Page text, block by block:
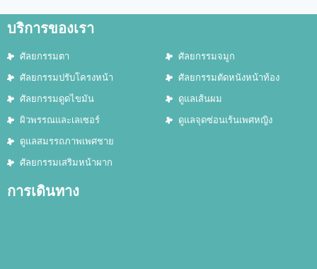
บริการของเรา
ศัลยกรรมตา
ศัลยกรรมปรับโครงหน้า
ศัลยกรรมดูดไขมัน
ผิวพรรณและเลเซอร์
ดูแลสมรรถภาพเพศชาย
ศัลยกรรมเสริมหน้าผาก
ศัลยกรรมจมูก
ศัลยกรรมตัดหนังหน้าท้อง
ดูแลเส้นผม
ดูแลจุดซ่อนเร้นเพศหญิง
การเดินทาง